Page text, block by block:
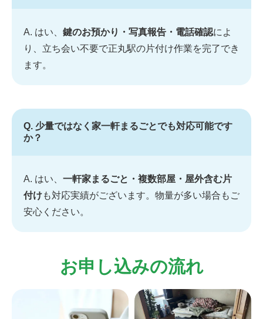
A. はい、 鍵のお預かり・写真報告・電話確認によ
り、立ち会い不要で正丸駅の片付け作業を完了でき
ます。
Q. 少量ではなく家一軒まるごとでも対応可能です
か？
A. はい、 一軒家まるごと・複数部屋・屋外含む片
付けも対応実績がございます。物量が多い場合もご
安心ください。
お申し込みの流れ